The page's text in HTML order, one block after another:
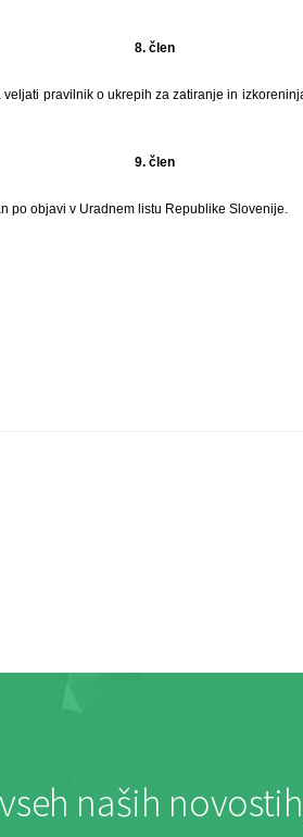
8. člen
pravilnik o ukrepih za zatiranje in
9. člen
po objavi v Uradnem listu Republike Slovenije.
naših